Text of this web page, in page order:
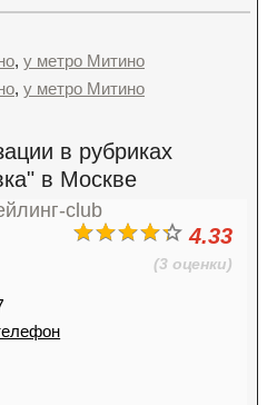
, у метро Митино
, у метро Митино
в рубриках
в Москве
4.33
(3 оценки)